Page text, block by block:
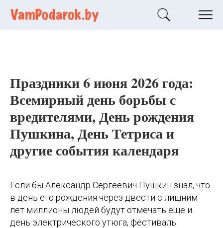
Праздники 6 июня 2026 года:
Всемирный день борьбы с
вредителями, День рождения
Пушкина, День Тетриса и
другие события календаря
Если бы Александр Сергеевич Пушкин знал, что
в день его рождения через двести с лишним
лет миллионы людей будут отмечать ещё и
день электрического утюга, фестиваль